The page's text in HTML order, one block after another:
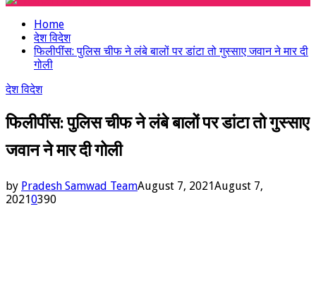
Home
देश विदेश
फिलीपींस: पुलिस चीफ ने लंबे बालों पर डांटा तो गुस्साए जवान ने मार दी
गोली
देश विदेश
फिलीपींस: पुलिस चीफ ने लंबे बालों पर डांटा तो गुस्साए
जवान ने मार दी गोली
by Pradesh Samwad TeamAugust 7, 2021August 7,
20210390